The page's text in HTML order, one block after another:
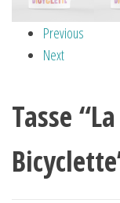
Previous
Next
Tasse